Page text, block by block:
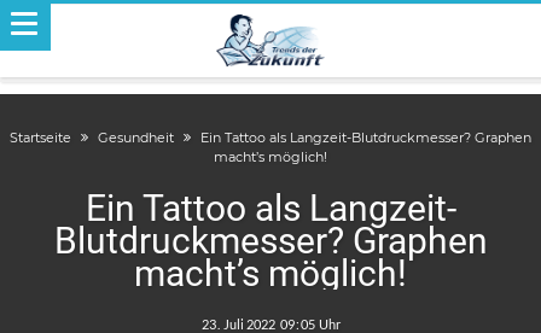
Startseite Gesundheit
Ein Tattoo als Langzeit-Blutdruckmesser? Graphen
macht’s möglich!
Ein Tattoo als Langzeit-
Blutdruckmesser? Graphen
macht’s möglich!
: